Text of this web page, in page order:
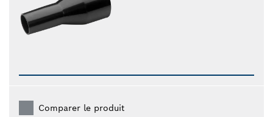
Comparer le produit